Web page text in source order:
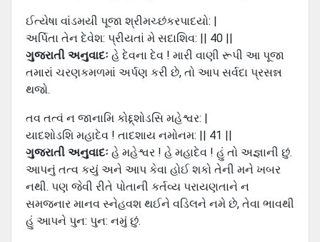
ઈત્યેષા વાંડમયી પૂજા શ્રીમચ્છંકરપાદયો: |
અર્પિતા તેન દેવેશ: પ્રીયતાં મે સદાશિવ: || 40 ||
ગુજરાતી અનુવાદઃ હે દેવના દેવ ! મારી વાણી રૂપી આ પૂજા
તમારાં ચરણકમળમાં અર્પણ કરી છે, તો આપ સર્વદા પ્રસન્ન
થજો.
તવ તત્વં ન જાનામિ કોદ્દ્શોડસિ મહેશ્વર: |
યાદશોડશિ મહાદેવ ! તાદશાય નમોનમ: || 41 ||
ગુજરાતી અનુવાદઃ હે મહેશ્વર ! હે મહાદેવ ! હું તો અજ્ઞાની છું.
આપનું તત્વ કયું અને આપ કેવા હોઈ શકો તેની મને ખબર
નથી. પણ જેવી રીતે પોતાની કર્તવ્ય પરાયણતાને ન
સમજનાર માનવ સ્નેહવશ થઈને વડિલને નમે છે, તેવા ભાવથી
હું આપને પુન: પુન: નમું છું.